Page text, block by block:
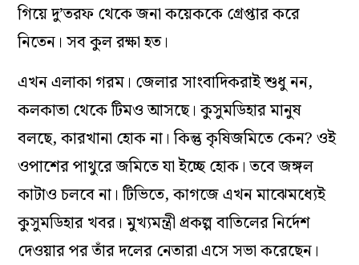
গিয়ে দু’তরফ থেকে জনা কয়েককে গ্রেপ্তার করে
নিতেন। সব কুল রক্ষা হত।
এখন এলাকা গরম। জেলার সাংবাদিকরাই শুধু নন,
কলকাতা থেকে টিমও আসছে। কুসুমডিহার মানুষ
বলছে, কারখানা হোক না। কিন্তু কৃষিজমিতে কেন? ওই
ওপাশের পাথুরে জমিতে যা ইচ্ছে হোক। তবে জঙ্গল
কাটাও চলবে না। টিভিতে, কাগজে এখন মাঝেমধ্যেই
কুসুমডিহার খবর। মুখ্যমন্ত্রী প্রকল্প বাতিলের নির্দেশ
দেওয়ার পর তাঁর দলের নেতারা এসে সভা করেছেন।